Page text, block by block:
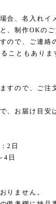
合、名入れイ
、制作OKの
ので、ご連絡
こともありま
すので、ご注
、お届け目安
2日
4日
りません。